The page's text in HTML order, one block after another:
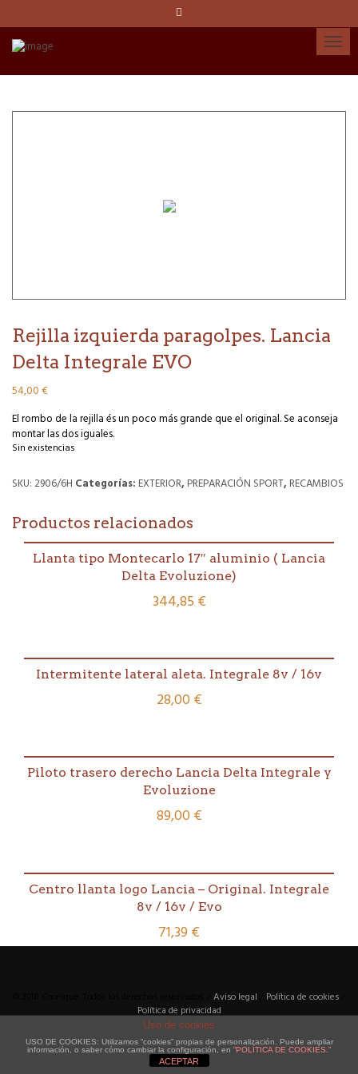
Rejilla izquierda paragolpes. Lancia
Delta Integrale EVO
54,00€
El rombo de la rejilla és un poco más grande que el original. Se aconseja
montar las dos iguales.
Sin existencias
SKU: 2906/6H Categorías: EXTERIOR, PREPARACIÓN SPORT, RECAMBIOS
Productos relacionados
Llanta tipo Montecarlo 17″ aluminio ( Lancia
Delta Evoluzione)
344,85 €
Intermitente lateral aleta. Integrale 8v / 16v
28,00€
Piloto trasero derecho Lancia Delta Integrale y
Evoluzione
89,00€
Centro llanta logo Lancia – Original. Integrale
8v / 16v / Evo
71,39€
Aviso legal Política de cookies
Política de privacidad
Diseño y creación web por www.actual.cat
Uso de cookies
USO DE COOKIES: Utilizamos “cookies” propias de personalización. Puede ampliar
información, o saber cómo cambiar la configuración, en “POLÍTICA DE COOKIES.”
ACEPTAR